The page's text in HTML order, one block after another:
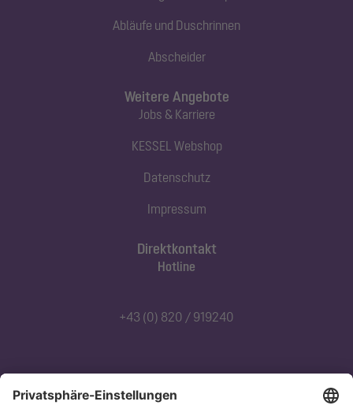
Abläufe und Duschrinnen
Abscheider
Direktkontakt
Hotline
+43 (0) 820 / 919240
Abonnieren Sie unseren Newsletter
Weitere Angebote
Jobs & Karriere
KESSEL Webshop
Datenschutz
Impressum